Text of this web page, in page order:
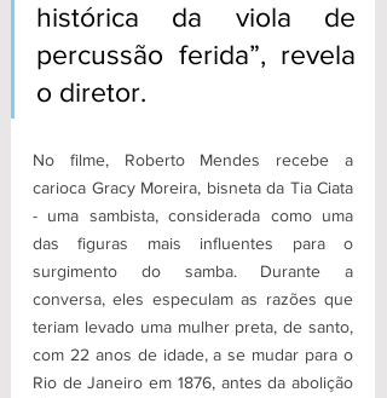
histórica da viola de
percussão ferida”, revela
o diretor.
No filme, Roberto Mendes recebe a
carioca Gracy Moreira, bisneta da Tia Ciata
- uma sambista, considerada como uma
das figuras mais influentes para o
surgimento do samba. Durante a
conversa, eles especulam as razões que
teriam levado uma mulher preta, de santo,
com 22 anos de idade, a se mudar para o
Rio de Janeiro em 1876, antes da abolição